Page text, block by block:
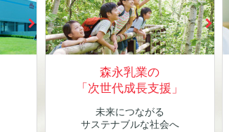
森永乳業の
「次世代成長支援」
未来につながる
サステナブルな社会へ